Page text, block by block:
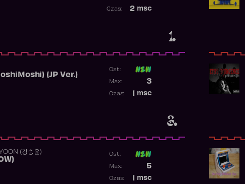
1.
2 msc
Czas:
3.
(JP Ver.)
Ost:
3
Max:
msc
Czas:
(강승윤) Ost:
5
Max:
msc
Czas: